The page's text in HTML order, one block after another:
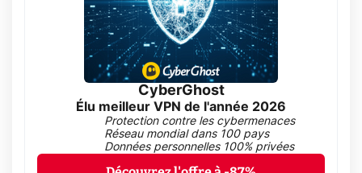
CyberGhost
Élu meilleur VPN de l'année 2026
Protection contre les cybermenaces
Réseau mondial dans 100 pays
Données personnelles 100% privées